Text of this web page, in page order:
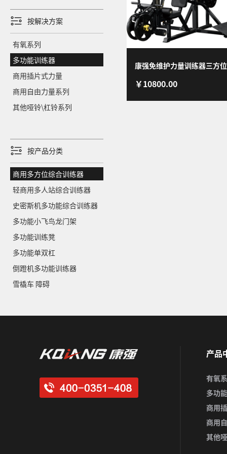
按解决方案
有氧系列
多功能训练器
商用插片式力量
商用自由力量系列
其他哑铃\杠铃系列
按产品分类
商用多方位综合训练器
轻商用多人站综合训练器
史密斯机多功能综合训练器
多功能小飞鸟龙门架
多功能训练凳
多功能单双杠
倒蹬机多功能训练器
雪橇车 障碍
康强免维护力量训练器三方
练器BK-167三人站大型组合
材 BK-167
￥10800.00
产品
有氧
多功
商用
商用
其他